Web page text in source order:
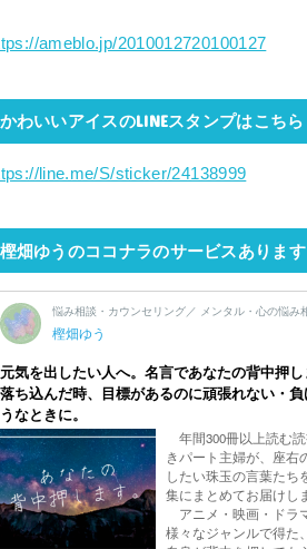
ameblo.jp/2010012720100127
かわいいアイスのLINEスタンプはこちら
line.me/S/sticker/24138999
樫畑ゆうのココナラのサービスあります